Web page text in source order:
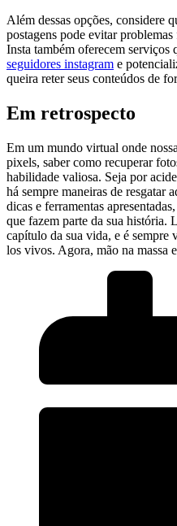
Além dessas opções, considere
postagens pode evitar
Insta também oferecem serviços
seguidores instagram ⁢e
queira⁣ reter seus conteúdos de
Em retrospecto
Em um mundo virtual onde
pixels, saber como recuperar
habilidade valiosa. Seja por
há sempre maneiras de resgatar
dicas ‌e‍ ferramentas
que fazem parte da sua história.
capítulo da sua vida, e é sempre
los vivos. Agora, mão na ‍massa